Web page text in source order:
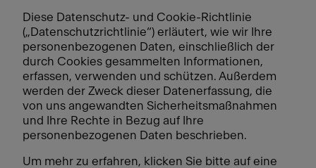
Diese Datenschutz- und Cookie-Richtlinie
(„Datenschutzrichtlinie“) erläutert, wie wir Ihre
personenbezogenen Daten, einschließlich der
durch Cookies gesammelten Informationen,
erfassen, verwenden und schützen. Außerdem
werden der Zweck dieser Datenerfassung, die
von uns angewandten Sicherheitsmaßnahmen
und Ihre Rechte in Bezug auf Ihre
personenbezogenen Daten beschrieben.
Um mehr zu erfahren, klicken Sie bitte auf eine